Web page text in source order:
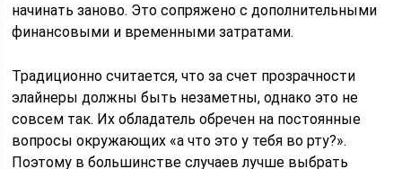
начинать заново. Это сопряжено с дополнительными
финансовыми и временными затратами.
Традиционно считается, что за счет прозрачности
элайнеры должны быть незаметны, однако это не
совсем так. Их обладатель обречен на постоянные
вопросы окружающих «а что это у тебя во рту?».
Поэтому в большинстве случаев лучше выбрать